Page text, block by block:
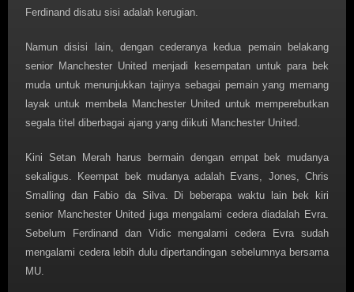
Ferdinand disatu sisi adalah kerugian.
Namun disisi lain, dengan cederanya kedua pemain belakang
senior Manchester United menjadi kesempatan untuk para bek
muda untuk menunjukkan tajinya sebagai pemain yang memang
layak untuk membela Manchester United untuk memperebutkan
segala titel diberbagai ajang yang diikuti Manchester United.
Kini Setan Merah harus bermain dengan empat bek mudanya
sekaligus. Keempat bek mudanya adalah Evans, Jones, Chris
Smalling dan Fabio da Silva. Di beberapa waktu lain bek kiri
senior Manchester United juga mengalami cedera diadalah Evra.
Sebelum Ferdinand dan Vidic mengalami cedera Evra sudah
mengalami cedera lebih dulu dipertandingan sebelumnya bersama
MU.